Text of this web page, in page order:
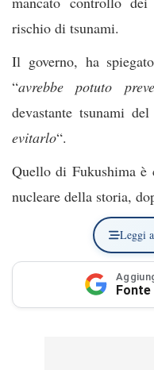
rischio di tsunami.
Il governo, ha
“avrebbe potuto
devastante tsunami
evitarlo“.
Quello di Fukushima è
nucleare della storia,
Leggi